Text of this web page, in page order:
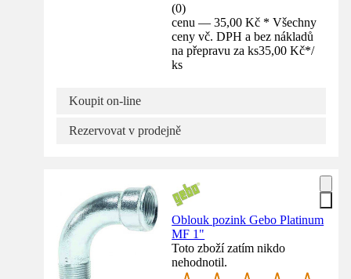
(0)
cenu — 35,00 Kč * Všechny
ceny vč. DPH a bez nákladů
na přepravu za ks35,00 Kč*/
ks
Koupit on-line
Rezervovat v prodejně
Oblouk pozink Gebo Platinum
MF 1"
Toto zboží zatím nikdo
nehodnotil.